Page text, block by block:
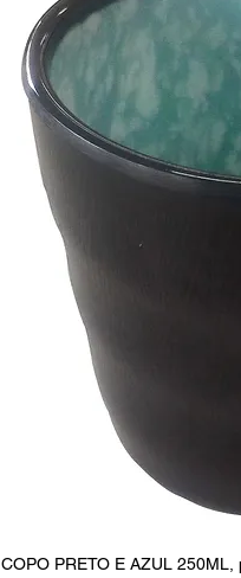
COPO PRETO E AZUL